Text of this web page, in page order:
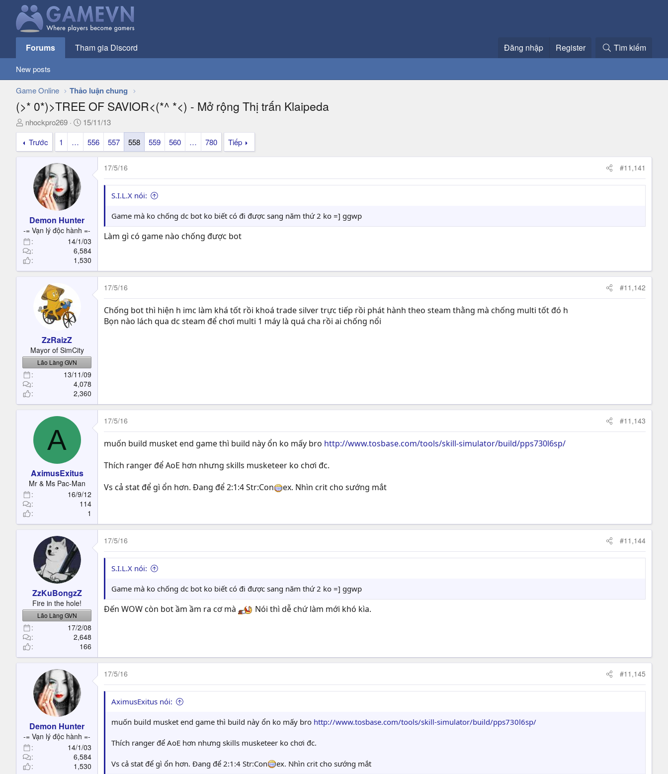
Forums Tham gia Discord Đăng nhập Register Tìm kiếm
New posts
Game Online Thảo luận chung
(>* 0*)>TREE OF SAVIOR<(*^ *<) - Mở rộng Thị trấn Klaipeda
T
h
e
e
r
nhockpro269
N
g
y
15/11/13
Trước
1 … 556 557 558 559 560 … 780 Tiếp
Demon Hunter
-= Vạn lý độc hành =-
14/1/03
6,584
1,530
17/5/16 #11,141
S.I.L.X nói:
Game mà ko chống dc bot ko biết có đi được sang năm thứ 2 ko =] ggwp
Làm gì có game nào chống được bot
ZzRaizZ
Mayor of SimCity
Lão Làng GVN
13/11/09
4,078
2,360
17/5/16 #11,142
Chống bot thì hiện h imc làm khá tốt rồi khoá trade silver trực tiếp rồi phát hành theo steam thằng mà chống multi tốt đó h
Bọn nào lách qua dc steam để chơi multi 1 máy là quá cha rồi ai chống nổi
A
AximusExitus
Mr & Ms Pac-Man
16/9/12
114
1
17/5/16 #11,143
muốn build musket end game thì build này ổn ko mấy bro http://www.tosbase.com/tools/skill-simulator/build/pps730l6sp/
Thích ranger để AoE hơn nhưng skills musketeer ko chơi đc.
Vs cả stat để gì ổn hơn. Đang để 2:1:4 Str:Con
ex. Nhìn crit cho sướng mắt
ZzKuBongzZ
Fire in the hole!
Lão Làng GVN
17/2/08
2,648
166
17/5/16 #11,144
S.I.L.X nói:
Game mà ko chống dc bot ko biết có đi được sang năm thứ 2 ko =] ggwp
Đến WOW còn bot ầm ầm ra cơ mà Nói thì dễ chứ làm mới khó kìa.
Demon Hunter
-= Vạn lý độc hành =-
14/1/03
6,584
1,530
17/5/16 #11,145
AximusExitus nói:
muốn build musket end game thì build này ổn ko mấy bro http://www.tosbase.com/tools/skill-simulator/build/pps730l6sp/
Thích ranger để AoE hơn nhưng skills musketeer ko chơi đc.
Vs cả stat để gì ổn hơn. Đang để 2:1:4 Str:Con ex. Nhìn crit cho sướng mắt